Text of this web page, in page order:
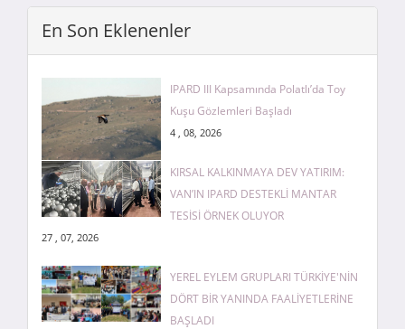
En Son Eklenenler
IPARD III Kapsamında Polatlı’da Toy
Kuşu Gözlemleri Başladı
4 , 08, 2026
KIRSAL KALKINMAYA DEV YATIRIM:
VAN’IN IPARD DESTEKLİ MANTAR
TESİSİ ÖRNEK OLUYOR
27 , 07, 2026
YEREL EYLEM GRUPLARI TÜRKİYE'NİN
DÖRT BİR YANINDA FAALİYETLERİNE
BAŞLADI